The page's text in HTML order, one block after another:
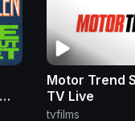
Motor Trend
TV Live
tvfilms